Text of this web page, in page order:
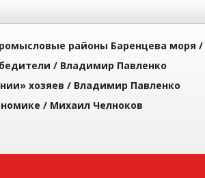
районы Баренцева моря /
/ Владимир Павленко
хозяев / Владимир Павленко
/ Михаил Челноков